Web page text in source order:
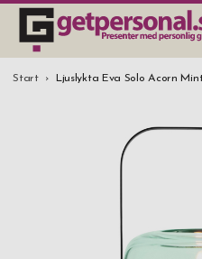
PRESENTER & PRYLAR
SMYCKEN &
STUDENTPRESENT 2026
Start Ljuslykta Eva Solo Acorn